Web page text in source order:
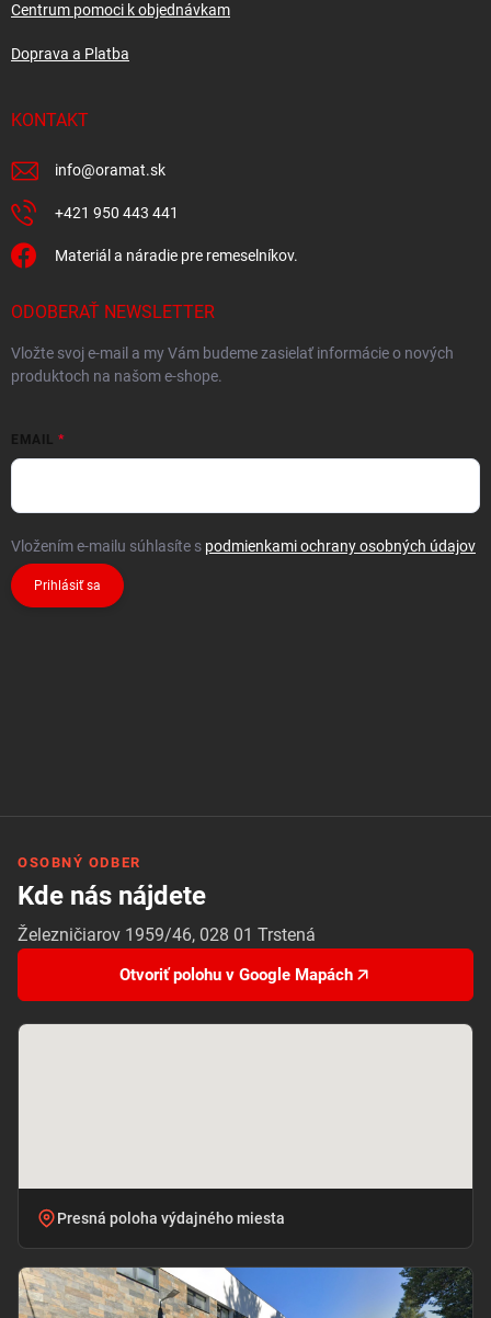
Centrum pomoci k objednávkam
Doprava a Platba
KONTAKT
info@oramat.sk
+421 950 443 441
Materiál a náradie pre remeselníkov.
ODOBERAŤ NEWSLETTER
Vložte svoj e-mail a my Vám budeme zasielať informácie o nových
produktoch na našom e-shope.
EMAIL
Vložením e-mailu súhlasíte s podmienkami ochrany osobných údajov
Prihlásiť sa
OSOBNÝ ODBER
Kde nás nájdete
Železničiarov 1959/46, 028 01 Trstená
Otvoriť polohu v Google Mapách
Presná poloha výdajného miesta